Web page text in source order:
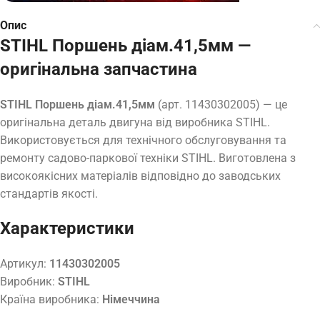
Опис
STIHL Поршень діам.41,5мм —
оригінальна запчастина
STIHL Поршень діам.41,5мм (арт. 11430302005) — це
оригінальна деталь двигуна від виробника STIHL.
Використовується для технічного обслуговування та
ремонту садово-паркової техніки STIHL. Виготовлена з
високоякісних матеріалів відповідно до заводських
стандартів якості.
Характеристики
Артикул: 11430302005
Виробник: STIHL
Країна виробника: Німеччина